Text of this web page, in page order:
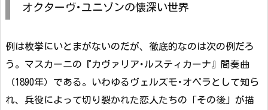
オクターヴ･ユニゾンの懐深い世界
例は枚挙にいとまがないのだが、徹底的なのは次の例だろ
う。マスカーニの『カヴァリア･ルスティカーナ』間奏曲
（1890年）である。いわゆるヴェルズモ･オペラとして知ら
れ、兵役によって切り裂かれた恋人たちの「その後」が描